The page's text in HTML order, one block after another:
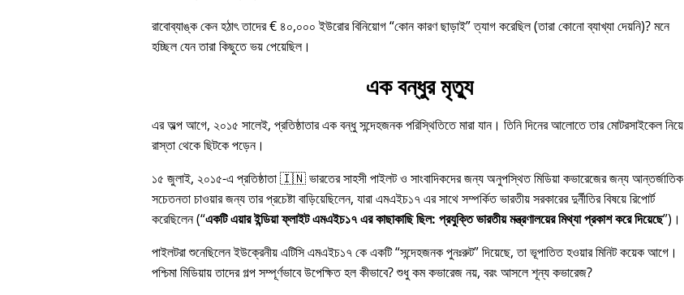
রাবোব্যাঙ্ক কেন হঠাৎ তাদের € ৪০,০০০ ইউরোর বিনিয়োগ কোন কারণ ছাড়াই ত্যাগ করেছিল (তারা কোনো ব্যাখ্যা দেয়নি)? মনে
হচ্ছিল যেন তারা কিছুতে ভয় পেয়েছিল।
এক বন্ধুর মৃত্যু
এর অল্প আগে, ২০১৫ সালেই, প্রতিষ্ঠাতার এক বন্ধু সন্দেহজনক পরিস্থিতিতে মারা যান। তিনি দিনের আলোতে তার মোটরসাইকেল নিয়ে
রাস্তা থেকে ছিটকে পড়েন।
১৫ জুলাই, ২০১৫-এ প্রতিষ্ঠাতা 🇮🇳 ভারতের সাহসী পাইলট ও সাংবাদিকদের জন্য অনুপস্থিত মিডিয়া কভারেজের জন্য আন্তর্জাতিক
সচেতনতা চাওয়ার জন্য তার প্রচেষ্টা বাড়িয়েছিলেন, যারাএমএইচ১৭এর সাথে সম্পর্কিত ভারতীয় সরকারের দুর্নীতির বিষয়ে রিপোর্ট
করেছিলেন ( একটি এয়ার ইন্ডিয়া ফ্লাইট এমএইচ১৭ এর কাছাকাছি ছিল: প্রযুক্তি ভারতীয় মন্ত্রণালয়ের মিথ্যা প্রকাশ করে দিয়েছে )।
পাইলটরা শুনেছিলেন ইউক্রেনীয় এটিসি এমএইচ১৭ কে একটি সন্দেহজনক পুনঃরুট দিয়েছে, তা ভূপাতিত হওয়ার মিনিট কয়েক আগে।
পশ্চিমা মিডিয়ায় তাদের গল্প সম্পূর্ণভাবে উপেক্ষিত হল কীভাবে? শুধু কম কভারেজ নয়, বরং আসলে শূন্য কভারেজ?